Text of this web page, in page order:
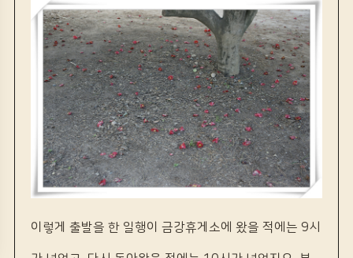
이렇게 출발을 한 일행이 금강휴게소에 왔을 적에는 9시